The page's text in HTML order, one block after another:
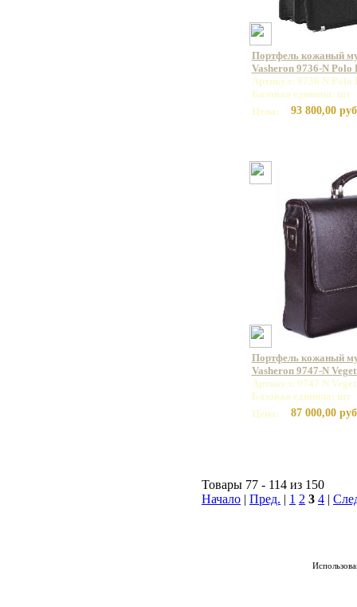
Портфель кожаный
Vasheron 9736-N
Артикул: 9736 N Polo
Базовая единица: шт
Цена:
93 800,00
Портфель кожаный
Vasheron 9747-N
Артикул: 9747 N
Базовая единица: шт
Цена:
87 000,00
Товары 77 - 114 из 150
Начало
Пред. 1 2 3 4